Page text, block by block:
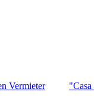
Vermieter